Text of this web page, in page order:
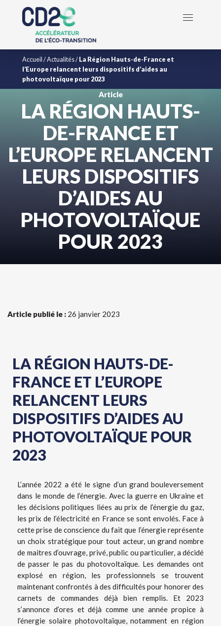
Accueil/Actualités/La Région Hauts-de-France et
l’Europe relancent leurs dispositifs d’aides au
photovoltaïque pour 2023​
Article
LA RÉGION HAUTS-
DE-FRANCE ET
L’EUROPE RELANCENT
LEURS DISPOSITIFS
D’AIDES AU
PHOTOVOLTAÏQUE
POUR 2023​
Article publié le : 26 janvier 2023
LA RÉGION HAUTS-DE-
FRANCE ET L’EUROPE
RELANCENT LEURS
DISPOSITIFS D’AIDES AU
PHOTOVOLTAÏQUE POUR
2023
L’année 2022 a été le signe d’un grand bouleversement
dans le monde de l’énergie. Avec la guerre en Ukraine et
les décisions politiques liées au prix de l’énergie du gaz,
les prix de l’électricité en France se sont envolés. Face à
cette prise de conscience du fait que l’énergie représente
un choix stratégique pour tout acteur, un grand nombre
de maitres d’ouvrage, privé, public ou particulier, a décidé
de passer le pas du photovoltaïque. Les demandes ont
explosé en région, les professionnels se trouvent
maintenant confrontés à des difficultés pour honorer des
carnets de commandes déjà bien remplis. Et 2023
s’annonce d’ores et déjà comme une année propice à
l’énergie solaire photovoltaïque, notamment en région